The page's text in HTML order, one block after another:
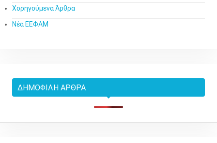
Χορηγούμενα Άρθρα
Νέα ΕΕΦΑΜ
ΔΗΜΟΦΙΛΉ ΆΡΘΡΑ